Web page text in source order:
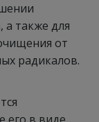
также для
от
радикалов.